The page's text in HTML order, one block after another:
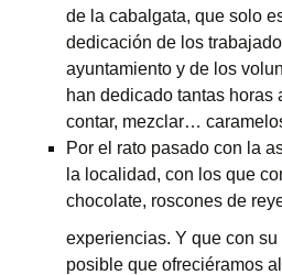
de la cabalgata, que solo
dedicación de los
ayuntamiento y de los
han dedicado tantas horas
contar, mezclar…
Por el rato pasado con la
la localidad, con los que
chocolate, roscones de
experiencias. Y que con
posible que ofreciéramos